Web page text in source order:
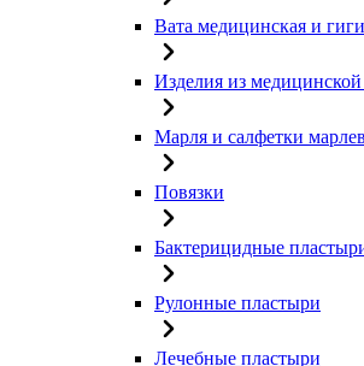
Вата медицинская и
Изделия из
Марля и салфетки
Повязки
Бактерицидные
Рулонные пластыри
Лечебные пластыри